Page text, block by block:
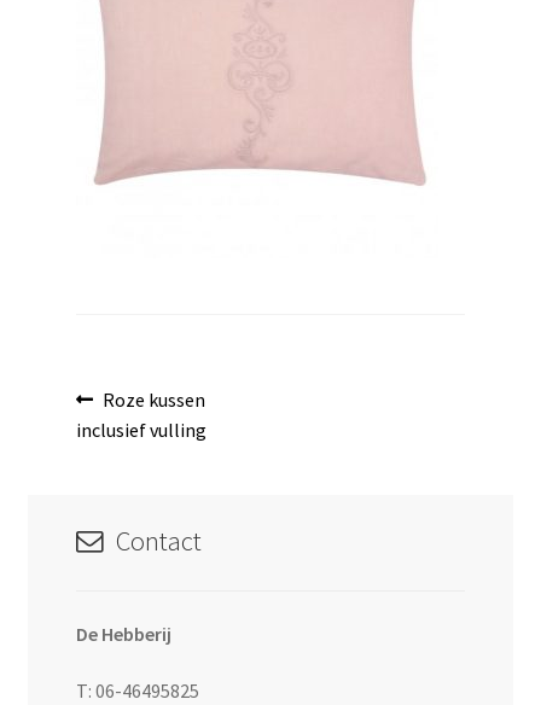
Bericht
navigatie
Vorig
bericht:
Roze kussen
inclusief vulling
Contact
De Hebberij
T: 06-46495825